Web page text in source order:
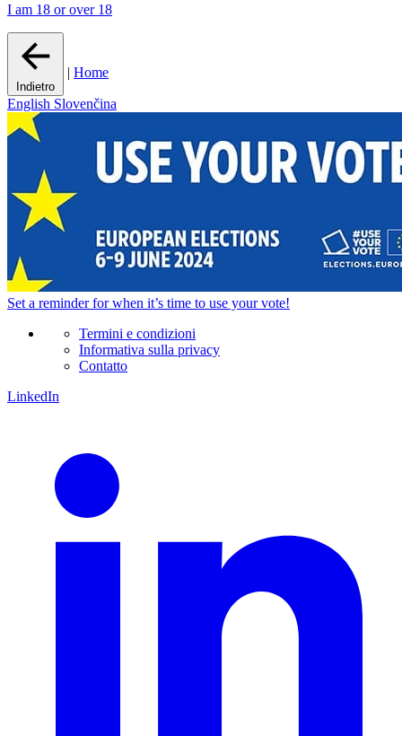
I am 18 or over 18
Indietro
| Home
English Slovenčina
Set a reminderfor when it’s time to use your vote!
Termini e condizioni
Informativa sulla privacy
Contatto
LinkedIn